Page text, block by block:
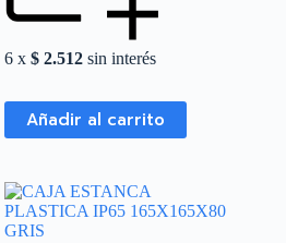
6 x$ 2.512 sin interés
Añadir al carrito